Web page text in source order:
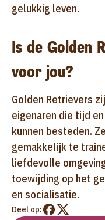
gelukkig leven.
Is de Golden
voor jou?
Golden Retrievers
eigenaren die tijd
kunnen besteden.
gemakkelijk te
liefdevolle
toewijding op het
en socialisatie.
Deel op: